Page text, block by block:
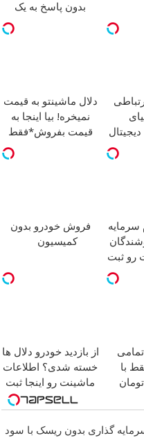
بدون پاسخ به یک
دلال ماشینتو به قیمت
نمیخره! بیا اینجا به
قیمت بفروش*فقط
سرمایه
رو ثبت
فروش خودرو بدون
کمیسیون
با
از بازدید خودرو دلال ها
خسته شدی؟ اطلاعات
ماشینت رو اینجا ثبت
کن
گذاری بدون ریسک با سود